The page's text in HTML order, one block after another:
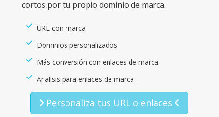
cortos por tu propio dominio de marca.
URL con marca
Dominios personalizados
Más conversión con enlaces de marca
Analisis para enlaces de marca
Personaliza tus URL o enlaces